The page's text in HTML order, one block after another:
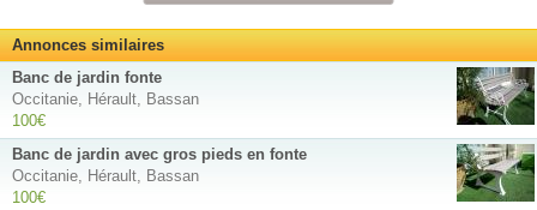
Annonces similaires
Banc de jardin fonte
Occitanie, Hérault, Bassan
100€
Banc de jardin avec gros pieds en fonte
Occitanie, Hérault, Bassan
100€